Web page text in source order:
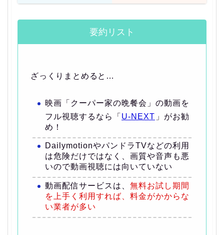
要約リスト
ざっくりまとめると…
映画「クーパー家の晩餐会」の動画を
フル視聴するなら「 U-NEXT 」がお勧
め！
DailymotionやパンドラTVなどの利用
は危険だけではなく、画質や音声も悪
いので動画視聴には向いていない
動画配信サービスは、 無料お試し期間
を上手く利用すれば、料金がかからな
い業者が多い